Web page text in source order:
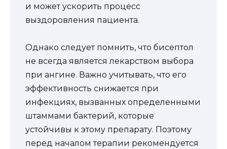
и может ускорить процесс
выздоровления пациента.
Однако следует помнить, что бисептол
не всегда является лекарством выбора
при ангине. Важно учитывать, что его
эффективность снижается при
инфекциях, вызванных определенными
штаммами бактерий, которые
устойчивы к этому препарату. Поэтому
перед началом терапии рекомендуется